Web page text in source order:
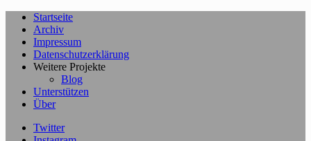
Startseite
Archiv
Impressum
Datenschutzerklärung
Weitere Projekte
Blog
Unterstützen
Über
Twitter